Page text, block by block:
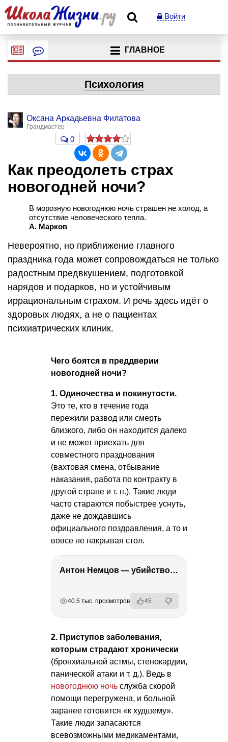
Войти
ГЛАВНОЕ
Психология
Оксана Аркадьевна Филатова
Грандмастер
0
Как преодолеть страх
новогодней ночи?
В морозную новогоднюю ночь страшен не холод, а
отсутствие человеческого тепла.
А. Марков
Невероятно, но приближение главного
праздника года может сопровождаться не только
радостным предвкушением, подготовкой
нарядов и подарков, но и устойчивым
иррациональным страхом. И речь здесь идёт о
здоровых людях, а не о пациентах
психиатрических клиник.
Чего боятся в преддверии
новогодней ночи?
1. Одиночества и покинутости.
Это те, кто в течение года
пережили развод или смерть
близкого, либо он находится далеко
и не может приехать для
совместного празднования
(вахтовая смена, отбывание
наказания, работа по контракту в
другой стране и т. п.). Такие люди
часто стараются побыстрее уснуть,
даже не дождавшись
официального поздравления, а то и
вовсе не накрывая стол.
Антон Немцов — убийство Бориса Немцова, переезд в Дубай, семья и политика
40.5 тыс. просмотров 45
2. Приступов заболевания,
которым страдают хронически
(бронхиальной астмы, стенокардии,
панической атаки и т. д.). Ведь в
новогоднюю ночь служба скорой
помощи перегружена, и больной
заранее готовится «к худшему».
Такие люди запасаются
всевозможными медикаментами,